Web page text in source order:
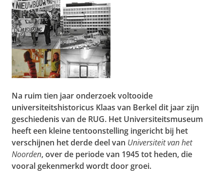
Na ruim tien jaar onderzoek voltooide
universiteitshistoricus Klaas van Berkel dit jaar zijn
geschiedenis van de RUG. Het Universiteitsmuseum
heeft een kleine tentoonstelling ingericht bij het
verschijnen het derde deel van Universiteit van het
Noorden, over de periode van 1945 tot heden, die
vooral gekenmerkd wordt door groei.